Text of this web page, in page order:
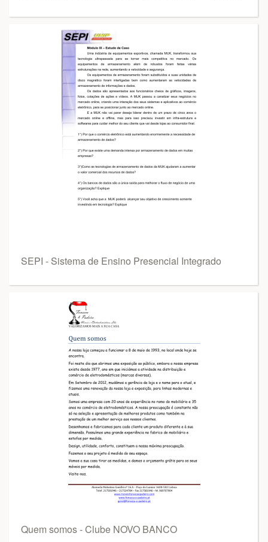
SEPI - Sistema de Ensino Presencial Integrado
Quem somos - Clube NOVO BANCO